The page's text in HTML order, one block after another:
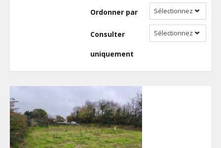
Ordonner par Sélectionnez
Consulter
uniquement
Sélectionnez